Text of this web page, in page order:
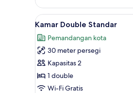
Kamar
Superior
Lihat
semua
foto
untuk
Kamar
Double
Standar
1
Kamar Double Standar
Pemandangan kota
30 meter persegi
Kapasitas 2
1 double
Wi-Fi Gratis